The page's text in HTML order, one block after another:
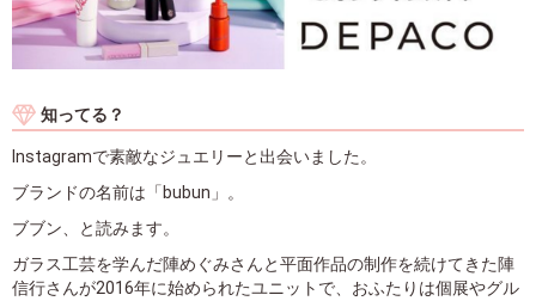
知ってる？
Instagramで素敵なジュエリーと出会いました。
ブランドの名前は「bubun」。
ブブン、と読みます。
ガラス工芸を学んだ陣めぐみさんと平面作品の制作を続けてきた陣
信行さんが2016年に始められたユニットで、おふたりは個展やグル